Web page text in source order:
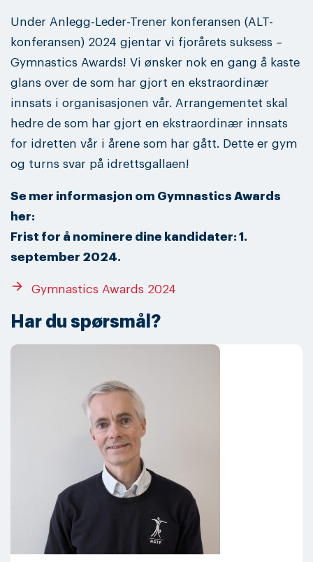
Under Anlegg-Leder-Trener konferansen (ALT-
konferansen) 2024 gjentar vi fjorårets suksess –
Gymnastics Awards! Vi ønsker nok en gang å kaste
glans over de som har gjort en ekstraordinær
innsats i organisasjonen vår. Arrangementet skal
hedre de som har gjort en ekstraordinær innsats
for idretten vår i årene som har gått. Dette er gym
og turns svar på idrettsgallaen!
Se mer informasjon om Gymnastics Awards
her:
Frist for å nominere dine kandidater: 1.
september 2024.
arrow_forward Gymnastics Awards 2024
Har du spørsmål?